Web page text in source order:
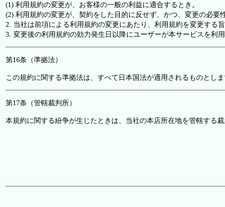
(1) 利用規約の変更が、お客様の一般の利益に適合するとき。
(2) 利用規約の変更が、契約をした目的に反せず、かつ、変更の必
2. 当社は前項による利用規約の変更にあたり、利用規約を変更する
3. 変更後の利用規約の効力発生日以降にユーザーが本サービスを利
第16条（準拠法）
この規約に関する準拠法は、すべて日本国法が適用されるものとしま
第17条（管轄裁判所）
本規約に関する紛争が生じたときは、当社の本店所在地を管轄する